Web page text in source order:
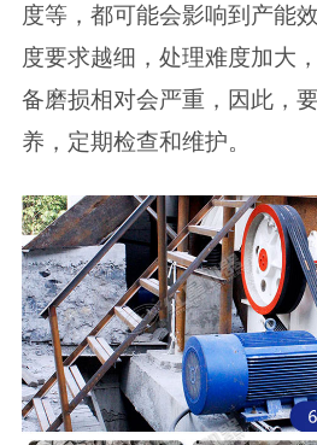
度等，都可能会影响到产能
度要求越细，处理难度加大
备磨损相对会严重，因此，
养，定期检查和维护。